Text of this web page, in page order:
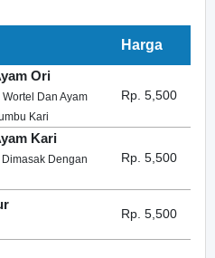
Harga
Ori
Dan Ayam
Kari
Rp. 5,500
Kari
Dengan
Rp. 5,500
Rp. 5,500